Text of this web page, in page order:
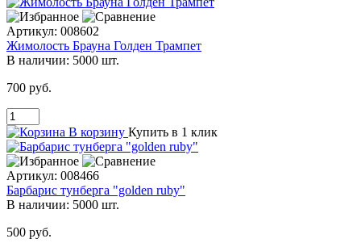
Артикул: 008602
Жимолость Брауна Голден Трампет
В наличии: 5000 шт.
700 руб.
В корзину Купить в 1 клик
Артикул: 008466
Барбарис тунберга "golden ruby"
В наличии: 5000 шт.
500 руб.